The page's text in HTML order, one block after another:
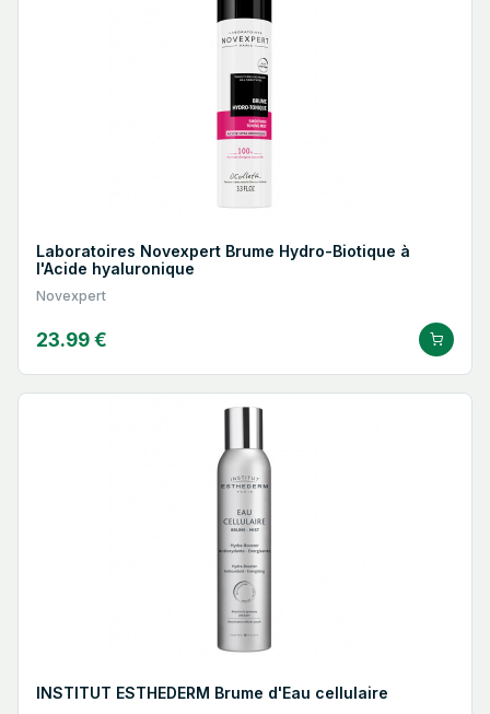
Laboratoires Novexpert Brume Hydro-Biotique à
l'Acide hyaluronique
Novexpert
23.99 €
INSTITUT ESTHEDERM Brume d'Eau cellulaire